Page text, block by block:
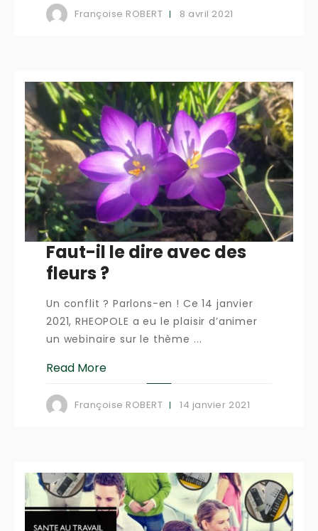
Françoise ROBERT 8 avril 2021
Faut-il le dire avec des
fleurs ?
Un conflit ? Parlons-en ! Ce 14 janvier
2021, RHEOPOLE a eu le plaisir d’animer
un webinaire sur le thème ...
Read More
Françoise ROBERT 14 janvier 2021